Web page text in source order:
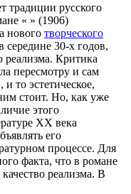
традиции русского
« » (1906)
нового творческого
середине 30-х годов,
реализма. Критика
пересмотру и сам
то эстетическое,
стоит. Ho, как уже
этого
XX века
его
процессе. Для
факта, что в романе
реализма. В